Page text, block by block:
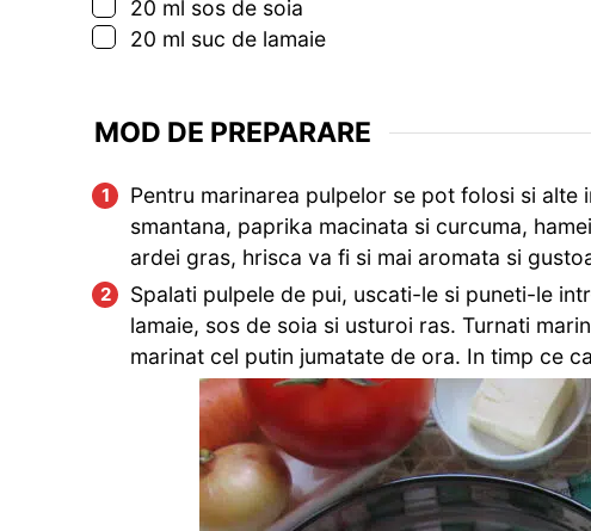
▢
20 ml sos de soia
▢
20 ml suc de lamaie
MOD DE PREPARARE
Pentru marinarea pulpelor se pot folosi si alte
smantana, paprika macinata si curcuma,
ardei gras, hrisca va fi si mai aromata si
Spalati pulpele de pui, uscati-le si puneti-le
lamaie, sos de soia si usturoi ras. Turnati
marinat cel putin jumatate de ora. In timp ce